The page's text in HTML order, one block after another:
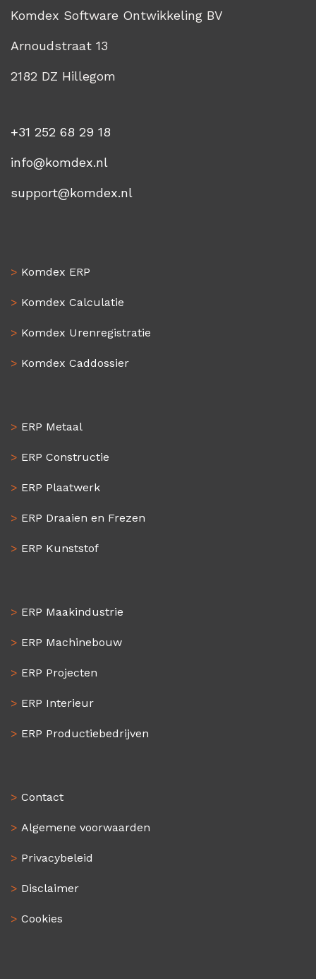
Komdex Software Ontwikkeling BV
Arnoudstraat 13
2182 DZ Hillegom
> Komdex ERP
> Komdex Calculatie
> Komdex Urenregistratie
> Komdex Caddossier
> ERP Metaal
> ERP Constructie
> ERP Plaatwerk
> ERP Draaien en Frezen
> ERP Kunststof
> ERP Maakindustrie
> ERP Machinebouw
> ERP Projecten
> ERP Interieur
> ERP Productiebedrijven
> Contact
> Algemene voorwaarden
> Privacybeleid
> Disclaimer
> Cookies
+31 252 68 29 18
info@komdex.nl
support@komdex.nl